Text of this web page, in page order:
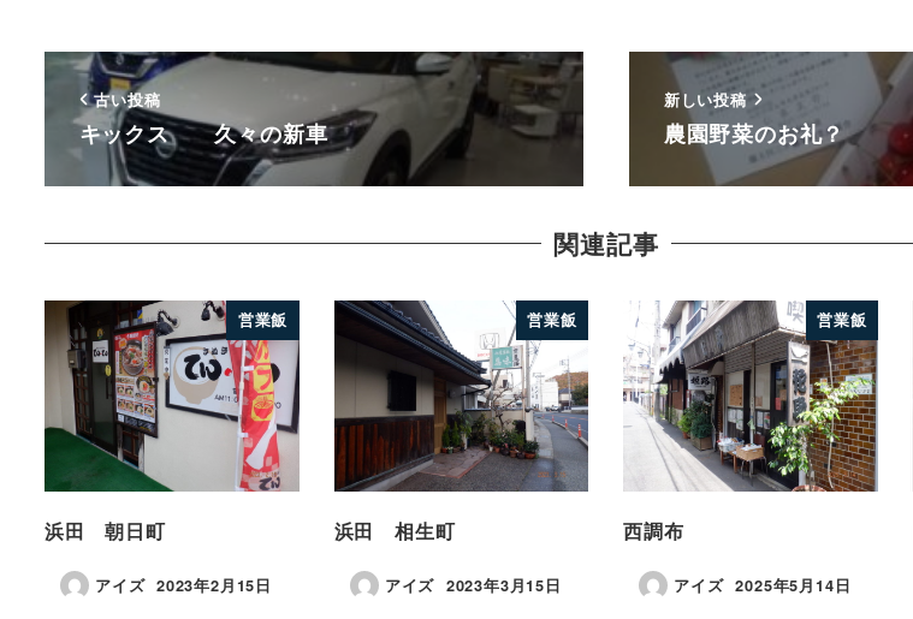
古い投稿
キックス 久々の新車
新しい投稿
農園野菜のお礼？
関連記事
営業飯
浜田 朝日町
アイズ 2023年2月15日
営業飯
浜田 相生町
アイズ 2023年3月15日
営業飯
西調布
アイズ 2025年5月14日